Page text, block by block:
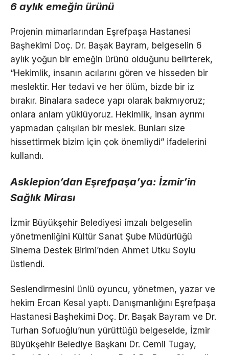
6 aylık emeğin ürünü
Projenin mimarlarından Eşrefpaşa Hastanesi
Başhekimi Doç. Dr. Başak Bayram, belgeselin 6
aylık yoğun bir emeğin ürünü olduğunu belirterek,
“Hekimlik, insanın acılarını gören ve hisseden bir
meslektir. Her tedavi ve her ölüm, bizde bir iz
bırakır. Binalara sadece yapı olarak bakmıyoruz;
onlara anlam yüklüyoruz. Hekimlik, insan ayrımı
yapmadan çalışılan bir meslek. Bunları size
hissettirmek bizim için çok önemliydi” ifadelerini
kullandı.
Asklepion’dan Eşrefpaşa’ya: İzmir’in
Sağlık Mirası
İzmir Büyükşehir Belediyesi imzalı belgeselin
yönetmenliğini Kültür Sanat Şube Müdürlüğü
Sinema Destek Birimi’nden Ahmet Utku Soylu
üstlendi.
Seslendirmesini ünlü oyuncu, yönetmen, yazar ve
hekim Ercan Kesal yaptı. Danışmanlığını Eşrefpaşa
Hastanesi Başhekimi Doç. Dr. Başak Bayram ve Dr.
Turhan Sofuoğlu’nun yürüttüğü belgeselde, İzmir
Büyükşehir Belediye Başkanı Dr. Cemil Tugay,